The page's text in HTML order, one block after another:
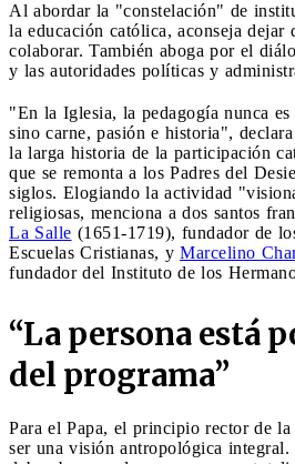
Al abordar la "constelación" de
la educación católica, aconseja dejar
colaborar. También aboga por el
y las autoridades políticas y
"En la Iglesia, la pedagogía nunca
sino carne, pasión e historia",
la larga historia de la participación
que se remonta a los Padres del
siglos. Elogiando la actividad
religiosas, menciona a dos santos
La Salle (1651-1719), fundador de
Escuelas Cristianas, y Marcelino
fundador del Instituto de los
“La persona está
del programa”
Para el Papa, el principio rector de
ser una visión antropológica